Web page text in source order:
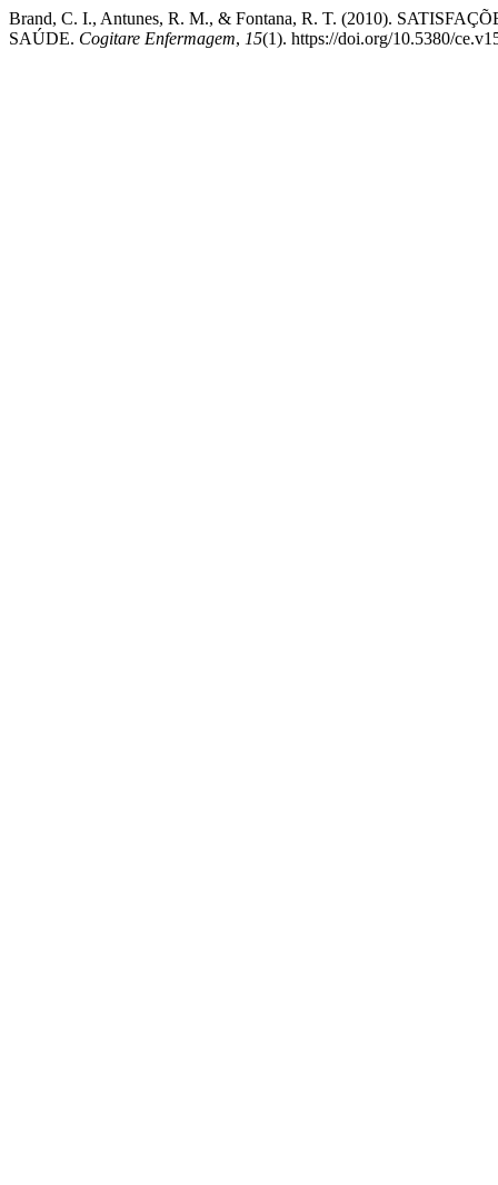
Brand, C. I., Antunes, R. M., & Fontana, R. T. (2010).
SAÚDE. Cogitare Enfermagem, 15(1). https://doi.org/10.5380/